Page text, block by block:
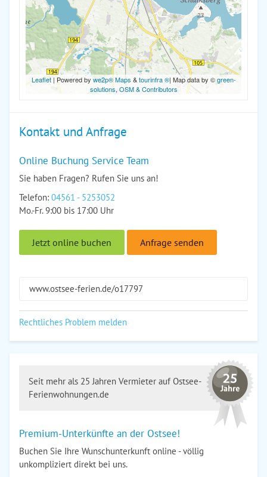
Leaflet| Powered bywe2p® Maps &tourinfra ®| Map data by ©green-
solutions, OSM & Contributors
Kontakt und Anfrage
Online Buchung Service Team
Sie haben Fragen? Rufen Sie uns an!
Telefon: 04561 - 5253052
Mo.-Fr. 9:00 bis 17:00 Uhr
Jetzt online buchen Anfrage senden
www.ostsee-ferien.de/o17797
Rechtliches Problem melden
Seit mehr als 25 Jahren Vermieter auf Ostsee-
Ferienwohnungen.de
Premium-Unterkünfte an der Ostsee!
Buchen Sie Ihre Wunschunterkunft online - völlig
unkompliziert direkt bei uns.